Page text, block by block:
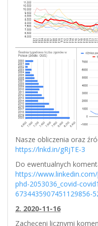
Nasze obliczenia oraz
https://lnkd.in/gRjTE-3
Do ewentualnych
https://
phd-2053036_covid-
6734435907451129856-
2. 2020-11-16
Zachęceni licznymi